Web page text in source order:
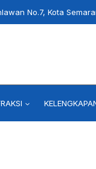
No.7, Kota